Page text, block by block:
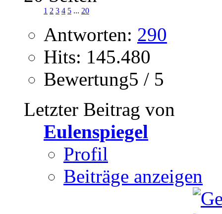
1 2 3 4 5 ... 20
Antworten: 290
Hits: 145.480
Bewertung5 / 5
Letzter Beitrag von
Eulenspiegel
Profil
Beiträge anzeigen